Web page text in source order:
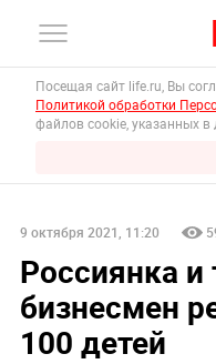
Посещая сайт life.ru, Вы
Политикой обработки
файлов cookie, указанных в
9 октября 2021, 11:20
Россиянка и
бизнесмен
100 детей